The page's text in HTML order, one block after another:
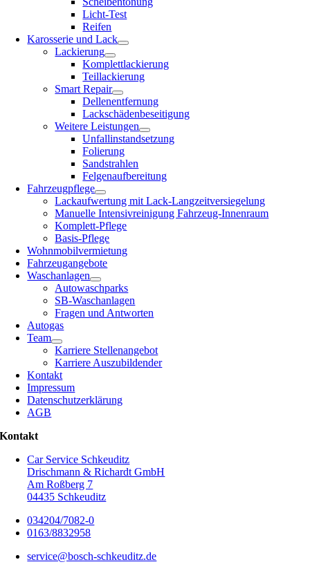
Licht-Test
Reifen
Karosserie und Lack
Lackierung
Komplettlackierung
Teillackierung
Smart Repair
Dellenentfernung
Lackschädenbeseitigung
Weitere Leistungen
Unfallinstandsetzung
Folierung
Sandstrahlen
Felgenaufbereitung
Fahrzeugpflege
Lackaufwertung mit Lack-Langzeitversiegelung
Manuelle Intensivreinigung Fahrzeug-Innenraum
Komplett-Pflege
Basis-Pflege
Wohnmobilvermietung
Fahrzeugangebote
Waschanlagen
Autowaschparks
SB-Waschanlagen
Fragen und Antworten
Autogas
Team
Karriere Stellenangebot
Karriere Auszubildender
Kontakt
Impressum
Datenschutzerklärung
AGB
Kontakt
Car Service Schkeuditz
Drischmann & Richardt GmbH
Am Roßberg 7
04435 Schkeuditz
034204/7082-0
0163/8832958
service@bosch-schkeuditz.de